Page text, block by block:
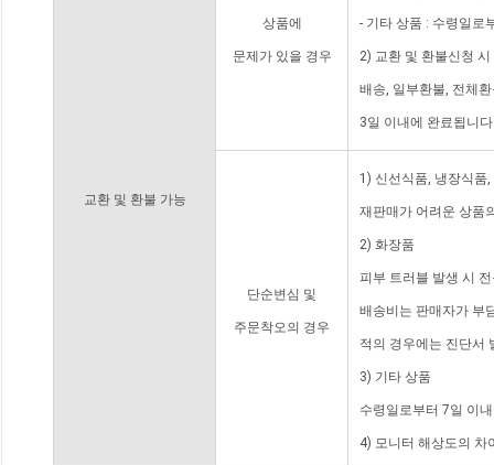
교환 및 환불 가능
상품에
문제가 있을 경우
- 기타 상품 : 수령일로
2) 교환 및 환불신청
배송, 일부환불, 전체
3일 이내에 완료됩니
단순변심 및
주문착오의 경우
1) 신선식품, 냉장식품
재판매가 어려운 상품
2) 화장품
피부 트러블 발생 시
배송비는 판매자가 부
적의 경우에는 진단서
3) 기타 상품
수령일로부터 7일 이
4) 모니터 해상도의 차